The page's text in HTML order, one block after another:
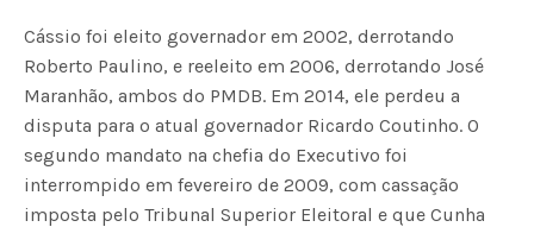
Cássio foi eleito governador em 2002, derrotando
Roberto Paulino, e reeleito em 2006, derrotando José
Maranhão, ambos do PMDB. Em 2014, ele perdeu a
disputa para o atual governador Ricardo Coutinho. O
segundo mandato na chefia do Executivo foi
interrompido em fevereiro de 2009, com cassação
imposta pelo Tribunal Superior Eleitoral e que Cunha